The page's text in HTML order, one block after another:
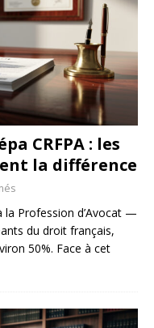
CRFPA : les
la différence
la Profession d’Avocat —
du droit français,
50%. Face à cet